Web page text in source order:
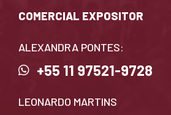
COMERCIAL EXPOSITOR
ALEXANDRA PONTES:
+55 11 97521-9728
LEONARDO MARTINS